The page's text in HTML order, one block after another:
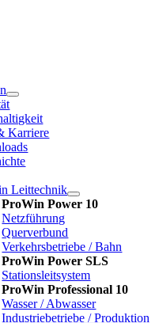
Karriere
Leittechnik
ProWin Power 10
Netzführung
Querverbund
Verkehrsbetriebe / Bahn
ProWin Power SLS
Stationsleitsystem
ProWin Professional 10
Wasser / Abwasser
Industriebetriebe / Produktion